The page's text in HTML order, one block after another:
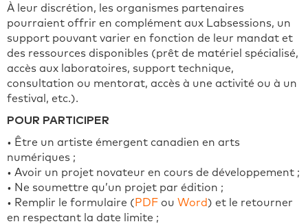
À leur discrétion, les organismes partenaires
pourraient offrir en complément aux Labsessions, un
support pouvant varier en fonction de leur mandat et
des ressources disponibles (prêt de matériel spécialisé,
accès aux laboratoires, support technique,
consultation ou mentorat, accès à une activité ou à un
festival, etc.).
POUR PARTICIPER
• Être un artiste émergent canadien en arts
numériques ;
• Avoir un projet novateur en cours de développement ;
• Ne soumettre qu’un projet par édition ;
• Remplir le formulaire (PDF ou Word) et le retourner
en respectant la date limite ;